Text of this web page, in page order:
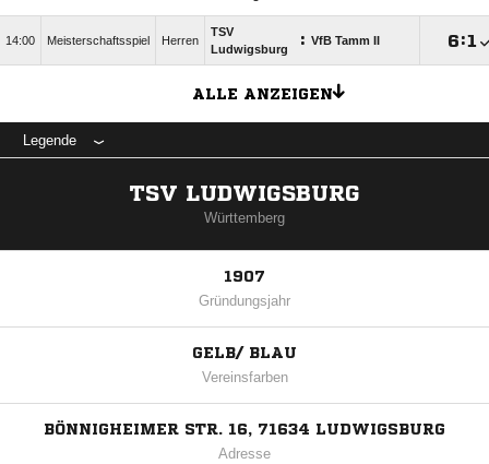
14:00 Meisterschaftsspiel Herren
TSV
Ludwigsburg
: VfB Tamm II :
ALLE ANZEIGEN
Legende
TSV LUDWIGSBURG
Württemberg
1907
Gründungsjahr
GELB/ BLAU
Vereinsfarben
BÖNNIGHEIMER STR. 16, 71634 LUDWIGSBURG
Adresse